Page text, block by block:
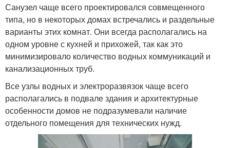
Санузел чаще всего проектировался совмещенного
типа, но в некоторых домах встречались и раздельные
варианты этих комнат. Они всегда располагались на
одном уровне с кухней и прихожей, так как это
минимизировало количество водных коммуникаций и
канализационных труб.
Все узлы водных и электроразвязок чаще всего
располагались в подвале здания и архитектурные
особенности домов не подразумевали наличие
отдельного помещения для технических нужд.